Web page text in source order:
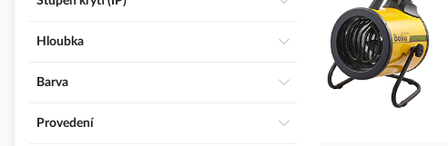
Hloubka
Barva
Provedení